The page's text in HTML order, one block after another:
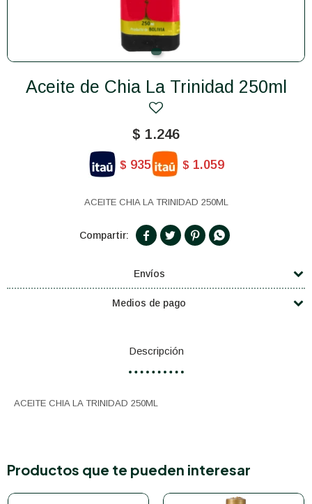
Aceite de Chia La Trinidad 250ml
$ 1.246
$ 935 $ 1.059
ACEITE CHIA LA TRINIDAD 250ML
   
Envíos
Medios de pago
Descripción
ACEITE CHIA LA TRINIDAD 250ML
Productos que te pueden interesar